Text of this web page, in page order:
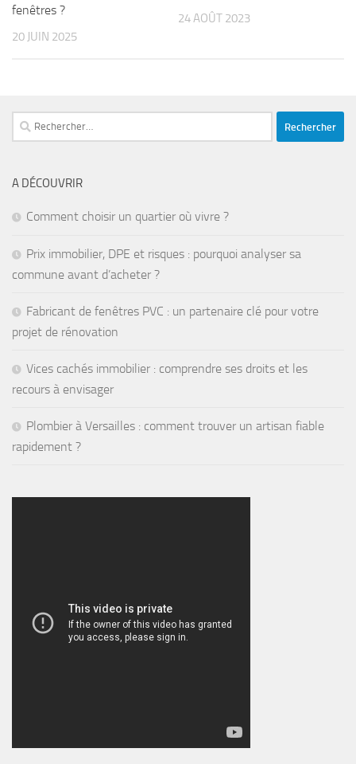
fenêtres ?
20 JUIN 2025
24 AOÛT 2023
Rechercher :
A DÉCOUVRIR
Comment choisir un quartier où vivre ?
Prix immobilier, DPE et risques : pourquoi analyser sa
commune avant d’acheter ?
Fabricant de fenêtres PVC : un partenaire clé pour votre
projet de rénovation
Vices cachés immobilier : comprendre ses droits et les
recours à envisager
Plombier à Versailles : comment trouver un artisan fiable
rapidement ?